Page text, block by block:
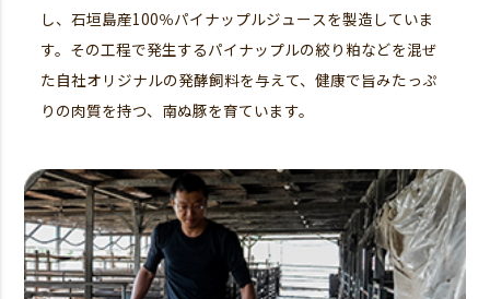
し、石垣島産100％パイナップルジュースを製造していま
す。その工程で発生するパイナップルの絞り粕などを混ぜ
た自社オリジナルの発酵飼料を与えて、健康で旨みたっぷ
りの肉質を持つ、南ぬ豚を育ています。